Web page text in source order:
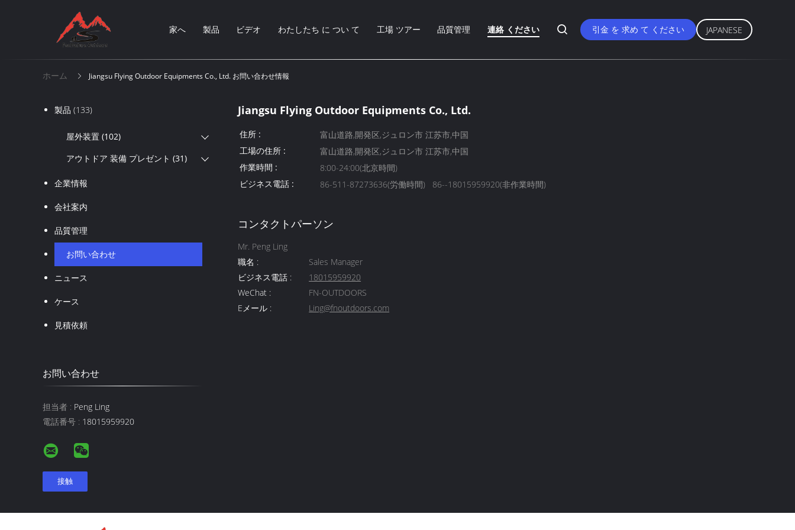
家へ 製品 ビデオ わたしたち に つい て 工場 ツアー 品質管理 連絡 ください 引金 を 求め て ください JAPANESE
ホーム Jiangsu Flying Outdoor Equipments Co., Ltd. お問い合わせ情報
製品 (133)
屋外装置 (102)
アウトドア 装備 プレゼント (31)
企業情報
会社案内
品質管理
お問い合わせ
ニュース
ケース
見積依頼
お問い合わせ
担当者 : Peng Ling
電話番号 : 18015959920
Jiangsu Flying Outdoor Equipments Co., Ltd.
住所 :
富山道路,開発区,ジュロン市 江苏市,中国
工場の住所 :
富山道路,開発区,ジュロン市 江苏市,中国
作業時間 :
8:00-24:00(北京時間)
ビジネス電話 :
86-511-87273636(労働時間) 86--18015959920(非作業時間)
コンタクトパーソン
Mr. Peng Ling
職名 :
Sales Manager
ビジネス電話 :
18015959920
WeChat :
FN-OUTDOORS
Eメール :
Ling@fnoutdoors.com